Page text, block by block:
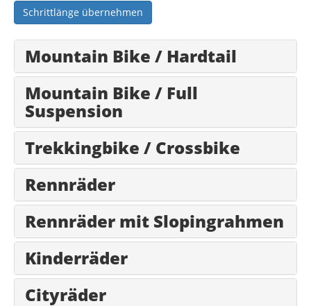
Schrittlänge übernehmen
Mountain Bike / Hardtail
Mountain Bike / Full
Suspension
Trekkingbike / Crossbike
Rennräder
Rennräder mit Slopingrahmen
Kinderräder
Cityräder